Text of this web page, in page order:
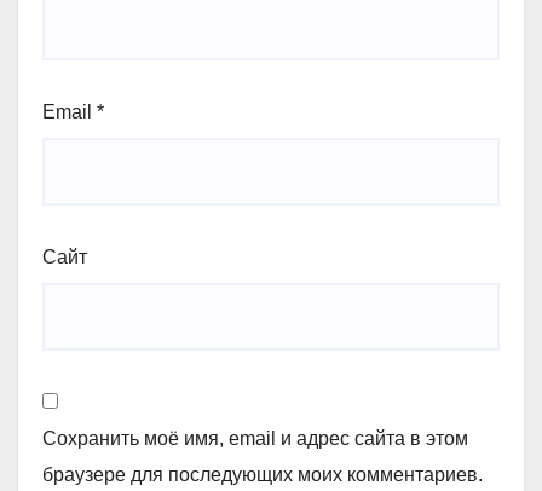
Email *
Сайт
Сохранить моё имя, email и адрес сайта в этом
браузере для последующих моих комментариев.